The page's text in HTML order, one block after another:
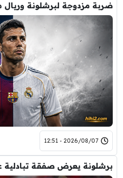
ضربة مزدوجة لبرشلونة
2026/08/07 - 12:51
برشلونة يعرض صفقة